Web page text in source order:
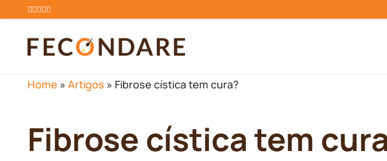
Home » Artigos » Fibrose cística tem cura?
Fibrose cística tem